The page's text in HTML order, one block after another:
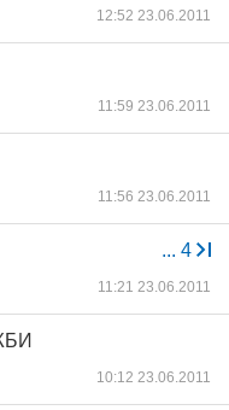
12:52 23.06.2011
11:59 23.06.2011
11:56 23.06.2011
... 4
11:21 23.06.2011
10:12 23.06.2011